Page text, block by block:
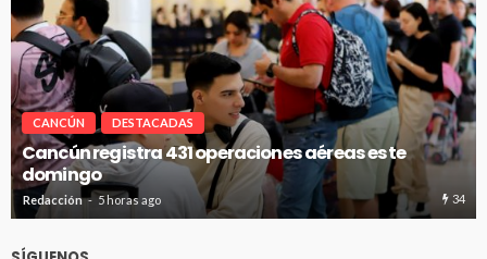
este
34
CANCÚN DESTACADAS
Cancún se suma a la Jornada
Reforestación 2026
Redacción 5 horas ago